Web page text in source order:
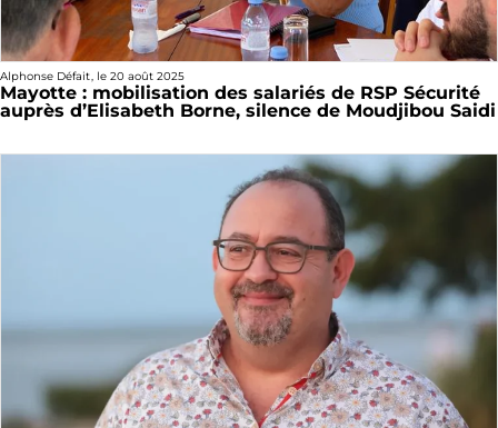
Alphonse Défait, le 20 août 2025
Mayotte : mobilisation des salariés de RSP Sécurité
auprès d’Elisabeth Borne, silence de Moudjibou Saidi